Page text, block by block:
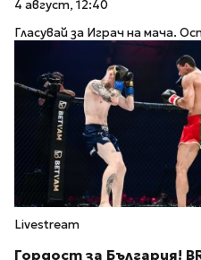
4 август, 12:40
Гласувай за Играч на мача.
Livestream
Гордост за България!